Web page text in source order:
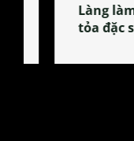
Làng làm
tỏa đặc